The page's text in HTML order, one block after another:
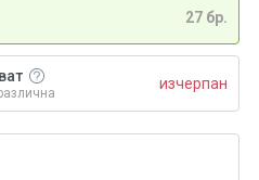
27 бр.
изчерпан